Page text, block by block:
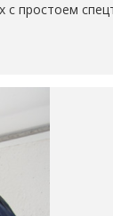
простоем